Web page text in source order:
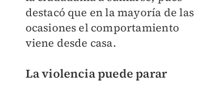
destacó que en la mayoría de las
ocasiones el comportamiento
viene desde casa.
La violencia puede parar